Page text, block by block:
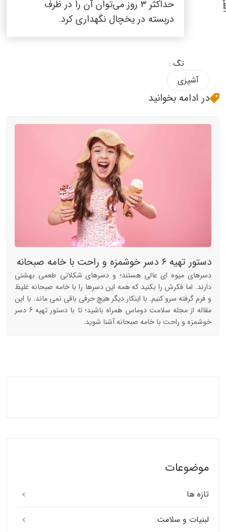
حداکثر۳ روز می‌توان آن را در ظرف
دربسته در یخچال نگهداری کرد.
تگ :
آشپزی
در ادامه بخوانید
دستور تهیه 6 دسر خوشمزه و راحت با خامه صبحانه
دسرهای میوه ای عالی هستند؛ و دسرهای شکلاتی طعمی بهشتی
دارند. اما فکرش را بکنید که همه این دسرها را با خامه صبحانه غلیظ
و فرم گرفته سرو کنیم. با اینکار دیگر هیچ حرفی باقی نمی ماند. با این
مقاله از مجله سلامت دوماس همراه باشید؛ تا با دستور تهیه 6 دسر
خوشمزه و راحت با خامه صبحانه آشنا شوید.
موضوعات
تازه ها
لبنیات و سلامت